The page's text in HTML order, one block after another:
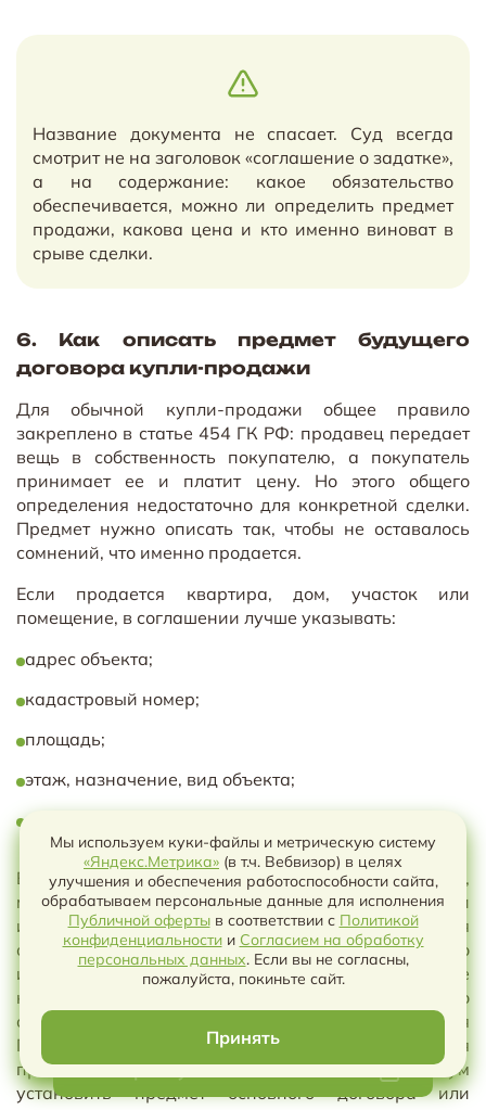
Название документа не спасает. Суд всегда
смотрит не на заголовок «соглашение о задатке»,
а на содержание: какое обязательство
обеспечивается, можно ли определить предмет
продажи, какова цена и кто именно виноват в
срыве сделки.
6. Как описать предмет будущего
договора купли-продажи
Для обычной купли-продажи общее правило
закреплено в статье 454 ГК РФ: продавец передает
вещь в собственность покупателю, а покупатель
принимает ее и платит цену. Но этого общего
определения недостаточно для конкретной сделки.
Предмет нужно описать так, чтобы не оставалось
сомнений, что именно продается.
Если продается квартира, дом, участок или
помещение, в соглашении лучше указывать:
адрес объекта;
кадастровый номер;
площадь;
этаж, назначение, вид объекта;
Если продается автомобиль, нужно указать марку,
модель, VIN, год выпуска, номер ПТС или ЭПТС и
иные индивидуализирующие признаки. Для
оборудования, техники или иного движимого
имущества — наименование, количество, серийные
номера, комплектность. Судебная практика по
статье 429 ГК РФ и пункту 25 Постановления
Пленума № 49 исходит из того, что для
предварительного договора нужно как минимум
установить предмет основного договора или
Мы используем куки-файлы и метрическую систему
«Яндекс.Метрика» (в т.ч. Вебвизор) в целях
улучшения и обеспечения работоспособности сайта,
обрабатываем персональные данные для исполнения
Публичной офертыв соответствии с Политикой
конфиденциальностии Согласием на обработку
персональных данных. Если вы не согласны,
пожалуйста, покиньте сайт.
Принять
Чат с ИИ
Выберите условия чтобы скачать